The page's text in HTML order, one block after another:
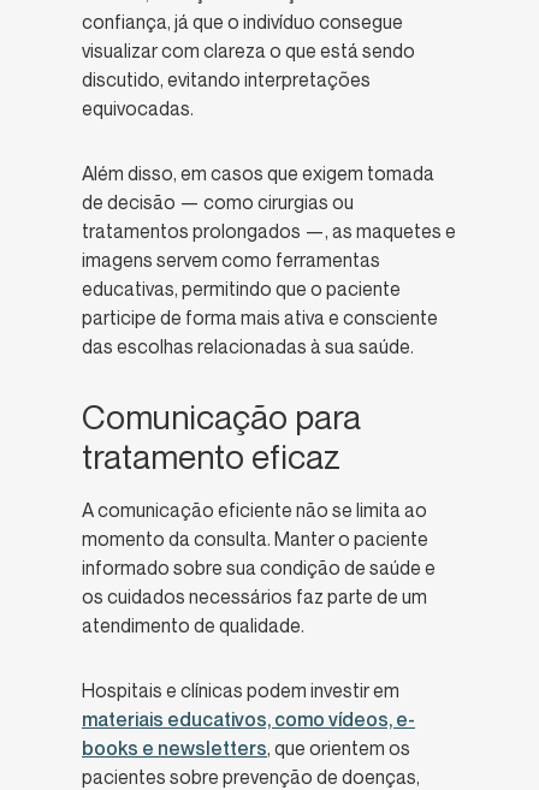
confiança, já que o indivíduo consegue
visualizar com clareza o que está sendo
discutido, evitando interpretações
equivocadas.
Além disso, em casos que exigem tomada
de decisão — como cirurgias ou
tratamentos prolongados —, as maquetes e
imagens servem como ferramentas
educativas, permitindo que o paciente
participe de forma mais ativa e consciente
das escolhas relacionadas à sua saúde.
Comunicação para
tratamento eficaz
A comunicação eficiente não se limita ao
momento da consulta. Manter o paciente
informado sobre sua condição de saúde e
os cuidados necessários faz parte de um
atendimento de qualidade.
Hospitais e clínicas podem investir em
materiais educativos, como vídeos, e-
books e newsletters, que orientem os
pacientes sobre prevenção de doenças,